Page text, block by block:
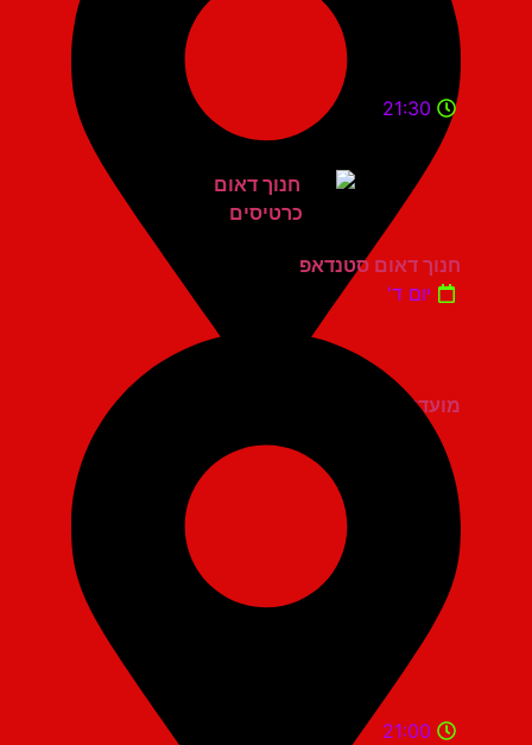
מועדון הגריי יהוד
21:30
חנוך דאום סטנדאפ
יום ד'
21:00